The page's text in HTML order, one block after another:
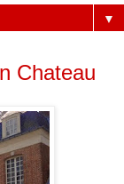
▼
Chateau